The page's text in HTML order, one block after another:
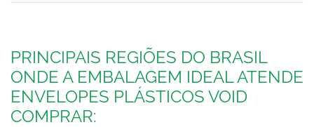
PRINCIPAIS REGIÕES DO BRASIL
ONDE A EMBALAGEM IDEAL ATENDE
ENVELOPES PLÁSTICOS VOID
COMPRAR: